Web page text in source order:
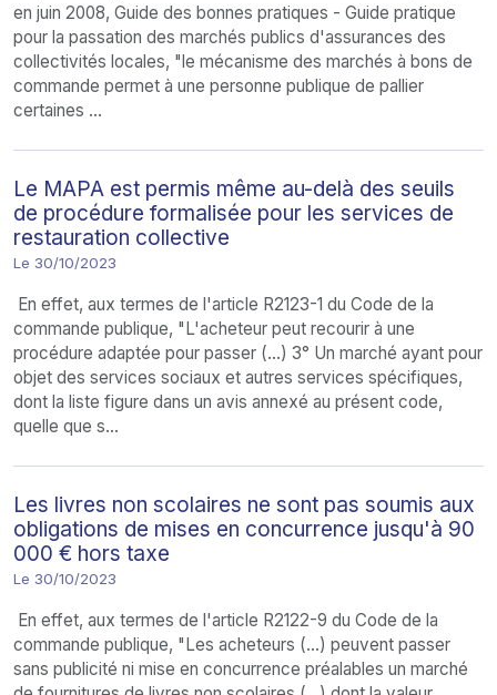
en juin 2008, Guide des bonnes pratiques - Guide pratique
pour la passation des marchés publics d'assurances des
collectivités locales, "le mécanisme des marchés à bons de
commande permet à une personne publique de pallier
certaines ...
Le MAPA est permis même au-delà des seuils
de procédure formalisée pour les services de
restauration collective
Le 30/10/2023
En effet, aux termes de l'article R2123-1 du Code de la
commande publique, "L'acheteur peut recourir à une
procédure adaptée pour passer (...) 3° Un marché ayant pour
objet des services sociaux et autres services spécifiques,
dont la liste figure dans un avis annexé au présent code,
quelle que s...
Les livres non scolaires ne sont pas soumis aux
obligations de mises en concurrence jusqu'à 90
000 € hors taxe
Le 30/10/2023
En effet, aux termes de l'article R2122-9 du Code de la
commande publique, "Les acheteurs (...) peuvent passer
sans publicité ni mise en concurrence préalables un marché